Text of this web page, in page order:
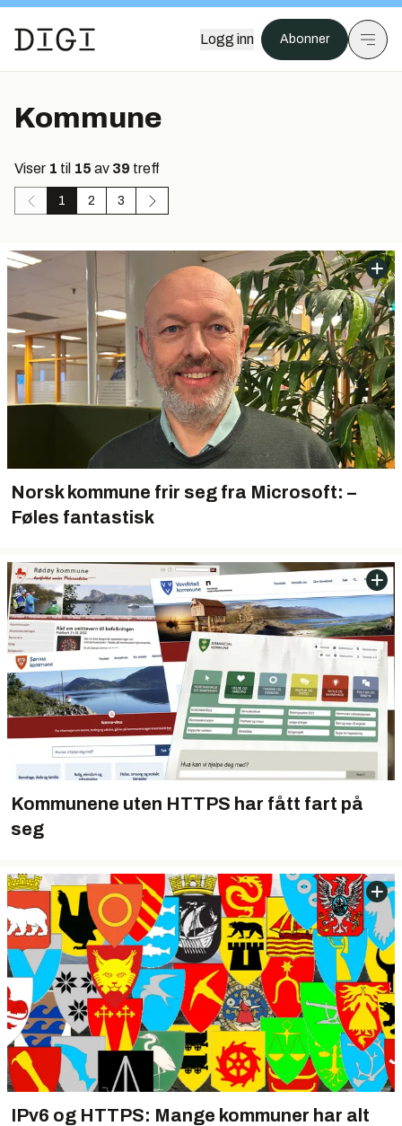
Logg inn Abonner
Kommune
Viser 1 til 15 av 39 treff
1 2 3
Norsk kommune frir seg fra Microsoft: –
Føles fantastisk
Kommunene uten HTTPS har fått fart på
seg
IPv6 og HTTPS: Mange kommuner har alt